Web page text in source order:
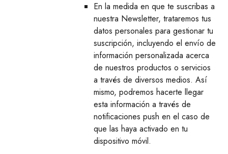
En la medida en que te suscribas a
nuestra Newsletter, trataremos tus
datos personales para gestionar tu
suscripción, incluyendo el envío de
información personalizada acerca
de nuestros productos o servicios
a través de diversos medios. Así
mismo, podremos hacerte llegar
esta información a través de
notificaciones push en el caso de
que las haya activado en tu
dispositivo móvil.